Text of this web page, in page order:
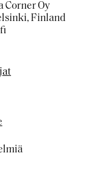
Corner Oy
Finland